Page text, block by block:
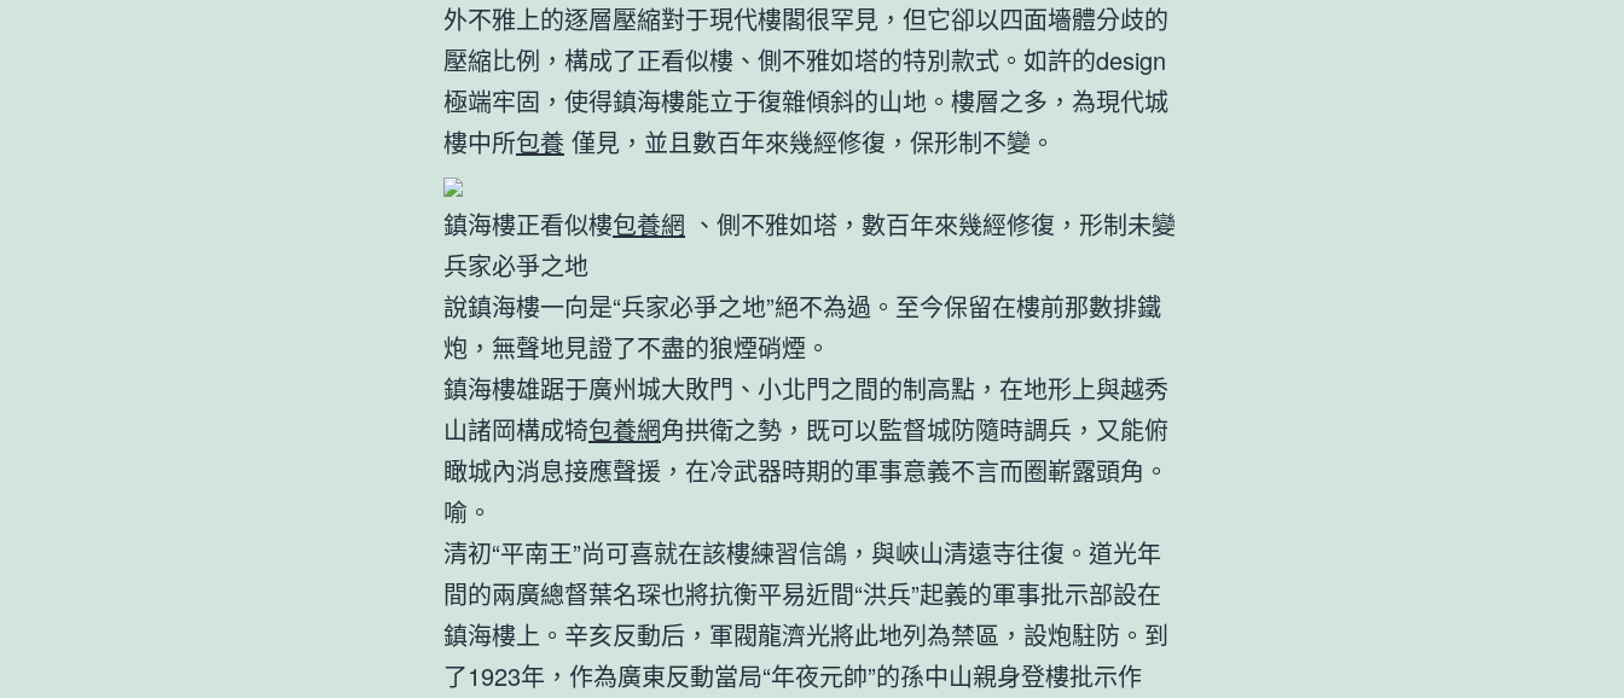
外不雅上的逐層壓縮對于現代樓閣很罕見，但它卻以四面墻體分歧的
壓縮比例，構成了正看似樓、側不雅如塔的特別款式。如許的design
極端牢固，使得鎮海樓能立于復雜傾斜的山地。樓層之多，為現代城
樓中所包養 僅見，並且數百年來幾經修復，保形制不變。
鎮海樓正看似樓包養網 、側不雅如塔，數百年來幾經修復，形制未變
兵家必爭之地
說鎮海樓一向是“兵家必爭之地”絕不為過。至今保留在樓前那數排鐵
炮，無聲地見證了不盡的狼煙硝煙。
鎮海樓雄踞于廣州城大敗門、小北門之間的制高點，在地形上與越秀
山諸岡構成犄包養網角拱衛之勢，既可以監督城防隨時調兵，又能俯
瞰城內消息接應聲援，在冷武器時期的軍事意義不言而圈嶄露頭角。
喻。
清初“平南王”尚可喜就在該樓練習信鴿，與峽山清遠寺往復。道光年
間的兩廣總督葉名琛也將抗衡平易近間“洪兵”起義的軍事批示部設在
鎮海樓上。辛亥反動后，軍閥龍濟光將此地列為禁區，設炮駐防。到
了1923年，作為廣東反動當局“年夜元帥”的孫中山親身登樓批示作